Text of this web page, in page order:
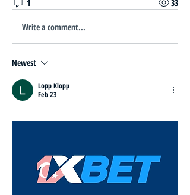
1 33
Write a comment...
Newest
Lopp Klopp
Feb 23